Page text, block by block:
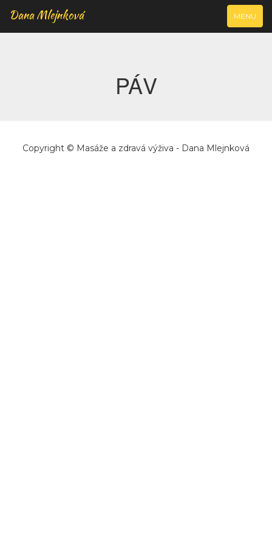
VYJÍŽDĚCÍ
NAVIGACE
MENU
Dana Mlejnková
PÁV
Copyright © Masáže a zdravá výživa - Dana Mlejnková